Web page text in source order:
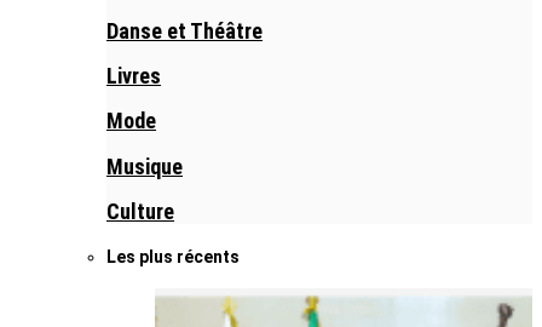
Danse et Théâtre
Livres
Mode
Musique
Culture
Les plus récents